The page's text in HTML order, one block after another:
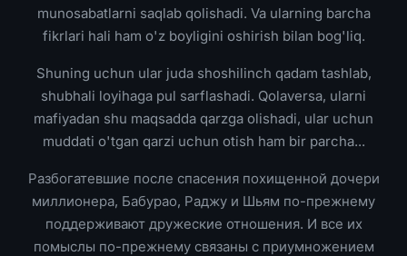
munosabatlarni saqlab qolishadi. Va ularning barcha
fikrlari hali ham o'z boyligini oshirish bilan bog'liq.
Shuning uchun ular juda shoshilinch qadam tashlab,
shubhali loyihaga pul sarflashadi. Qolaversa, ularni
mafiyadan shu maqsadda qarzga olishadi, ular uchun
muddati o'tgan qarzi uchun otish ham bir parcha...
Разбогатевшие после спасения похищенной дочери
миллионера, Бабурао, Раджу и Шьям по-прежнему
поддерживают дружеские отношения. И все их
помыслы по-прежнему связаны с приумножением